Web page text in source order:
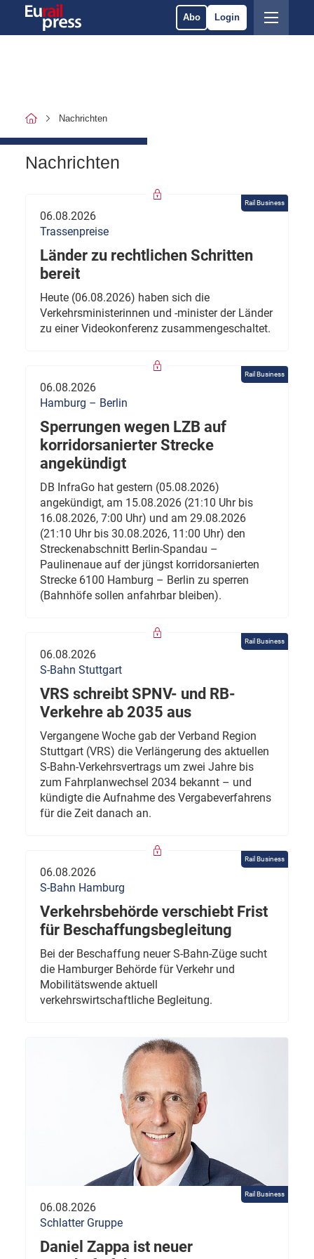
Abo Login
Nachrichten
Nachrichten
Rail Business
06.08.2026
Trassenpreise
Länder zu rechtlichen Schritten
bereit
Heute (06.08.2026) haben sich die
Verkehrsministerinnen und -minister der Länder
zu einer Videokonferenz zusammengeschaltet.
Rail Business
06.08.2026
Hamburg – Berlin
Sperrungen wegen LZB auf
korridorsanierter Strecke
angekündigt
DB InfraGo hat gestern (05.08.2026)
angekündigt, am 15.08.2026 (21:10 Uhr bis
16.08.2026, 7:00 Uhr) und am 29.08.2026
(21:10 Uhr bis 30.08.2026, 11:00 Uhr) den
Streckenabschnitt Berlin-Spandau –
Paulinenaue auf der jüngst korridorsanierten
Strecke 6100 Hamburg – Berlin zu sperren
(Bahnhöfe sollen anfahrbar bleiben).
Rail Business
06.08.2026
S-Bahn Stuttgart
VRS schreibt SPNV- und RB-
Verkehre ab 2035 aus
Vergangene Woche gab der Verband Region
Stuttgart (VRS) die Verlängerung des aktuellen
S-Bahn-Verkehrsvertrags um zwei Jahre bis
zum Fahrplanwechsel 2034 bekannt – und
kündigte die Aufnahme des Vergabeverfahrens
für die Zeit danach an.
Rail Business
06.08.2026
S-Bahn Hamburg
Verkehrsbehörde verschiebt Frist
für Beschaffungsbegleitung
Bei der Beschaffung neuer S-Bahn-Züge sucht
die Hamburger Behörde für Verkehr und
Mobilitätswende aktuell
verkehrswirtschaftliche Begleitung.
Rail Business
06.08.2026
Schlatter Gruppe
Daniel Zappa ist neuer